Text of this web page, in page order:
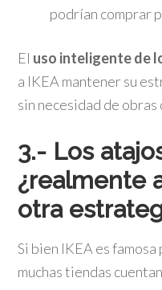
podrían comprar
El uso inteligente de
a IKEA mantener su
sin necesidad de obras
3.- Los
¿realmente
otra
Si bien IKEA es famosa
muchas tiendas